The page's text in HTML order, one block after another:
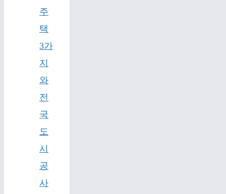
주
택
3가
지
와
전
국
도
시
공
사